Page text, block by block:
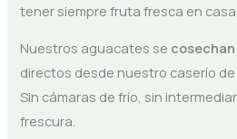
tener siempre fruta fresca en casa.
Nuestros aguacates se
directos desde nuestro caserío
Sin cámaras de frío, sin
frescura.